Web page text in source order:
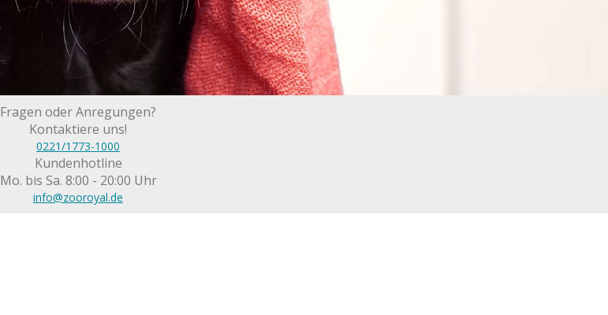
Fragen oder Anregungen?
Kontaktiere uns!
0221/1773-1000
Kundenhotline
Mo. bis Sa. 8:00 - 20:00 Uhr
info@zooroyal.de